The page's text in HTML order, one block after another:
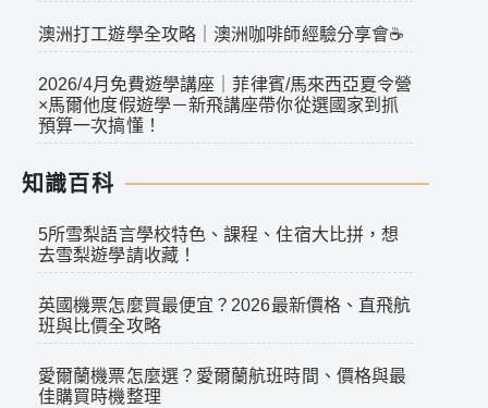
澳洲打工遊學全攻略｜澳洲咖啡師經驗分享會☕
2026/4月免費遊學講座｜菲律賓/馬來西亞夏令營
×馬爾他度假遊學－新飛講座帶你從選國家到抓
預算一次搞懂！
知識百科
5所雪梨語言學校特色、課程、住宿大比拼，想
去雪梨遊學請收藏！
英國機票怎麼買最便宜？2026最新價格、直飛航
班與比價全攻略
愛爾蘭機票怎麼選？愛爾蘭航班時間、價格與最
佳購買時機整理